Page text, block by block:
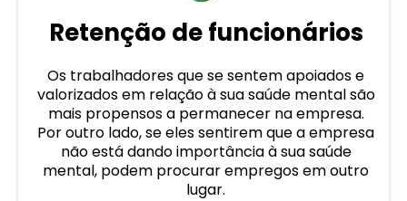
Retenção de funcionários
Os trabalhadores que se sentem apoiados e
valorizados em relação à sua saúde mental são
mais propensos a permanecer na empresa.
Por outro lado, se eles sentirem que a empresa
não está dando importância à sua saúde
mental, podem procurar empregos em outro
lugar.